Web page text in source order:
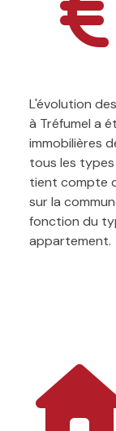
L'évolution
à Tréfumel a
immobilières
tous les
tient compte
sur la
fonction du
appartement.